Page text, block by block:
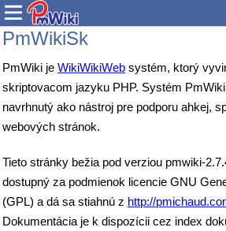
PmWikiSk
PmWiki je WikiWikiWeb systém, ktorý
skriptovacom jazyku PHP. Systém
navrhnutý ako nástroj pre podporu ahkej,
webových stránok.
Tieto stránky bežia pod verziou pmwiki-
dostupný za podmienok licencie GNU
(GPL) a dá sa stiahnú z http://
Dokumentácia je k dispozícii cez index